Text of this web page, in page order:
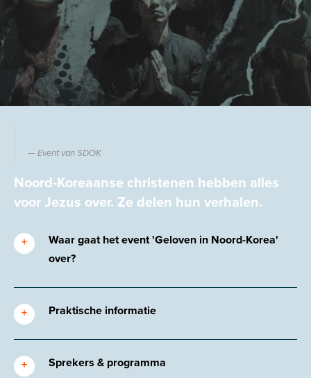
Event van SDOK
Noord-Koreaanse christenen hebben alles
voor Jezus over. Ze delen hun verhalen.
Waar gaat het event 'Geloven in Noord-Korea'
over?
Praktische informatie
Sprekers & programma